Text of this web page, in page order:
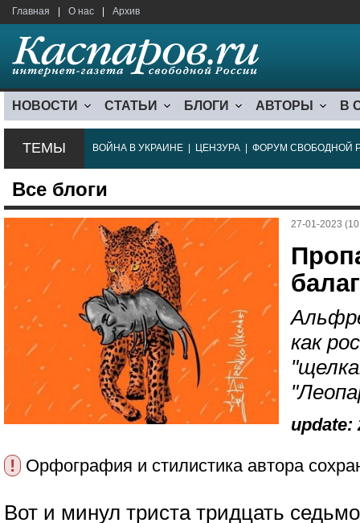
Главная О нас Архив
НОВОСТИ СТАТЬИ БЛОГИ АВТОРЫ В
ТЕМЫ ВОЙНА В УКРАИНЕ ЦЕНЗУРА ФОРУМ СВОБОДНОЙ
Все блоги
27-01-2023
как
update:
! Орфография и стилистика автора
Вот и минул триста тридцать